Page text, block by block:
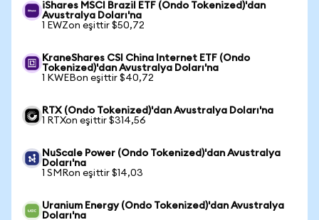
iShares MSCI Brazil ETF (Ondo Tokenized)'dan
Avustralya Doları'na
1 EWZon eşittir $50,72
KraneShares CSI China Internet ETF (Ondo
Tokenized)'dan Avustralya Doları'na
1 KWEBon eşittir $40,72
RTX (Ondo Tokenized)'dan Avustralya Doları'na
1 RTXon eşittir $314,56
NuScale Power (Ondo Tokenized)'dan Avustralya
Doları'na
1 SMRon eşittir $14,03
Uranium Energy (Ondo Tokenized)'dan Avustralya
Doları'na